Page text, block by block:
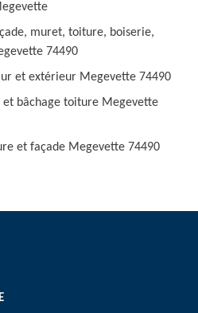
muret, toiture, boiserie,
74490
et extérieur Megevette 74490
et bâchage toiture Megevette
et façade Megevette 74490